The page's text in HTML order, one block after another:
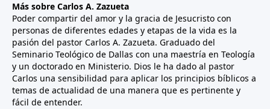
Más sobre Carlos A. Zazueta
Poder compartir del amor y la gracia de Jesucristo con
personas de diferentes edades y etapas de la vida es la
pasión del pastor Carlos A. Zazueta. Graduado del
Seminario Teológico de Dallas con una maestría en Teología
y un doctorado en Ministerio. Dios le ha dado al pastor
Carlos una sensibilidad para aplicar los principios bíblicos a
temas de actualidad de una manera que es pertinente y
fácil de entender.